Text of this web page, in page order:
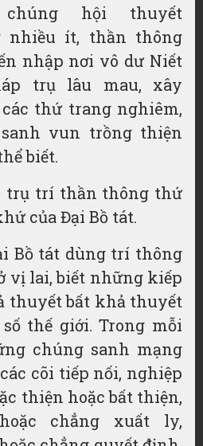
chúng hội
thuyết
nhiều ít, thần thông
nhập nơi vô dư Niết
trụlâu mau, xây
các thứ trang nghiêm,
vun trồngthiện
biết.
trụ trí thần thông thứ
của Đại Bồ tát.
Bồ tát dùng trí thông
vị lai, biết những kiếp
thuyết bất khả thuyết
thế giới. Trong mỗi
chúng sanh mạng
cõi tiếp nối, nghiệp
thiện hoặcbất thiện,
chẳng xuất ly,